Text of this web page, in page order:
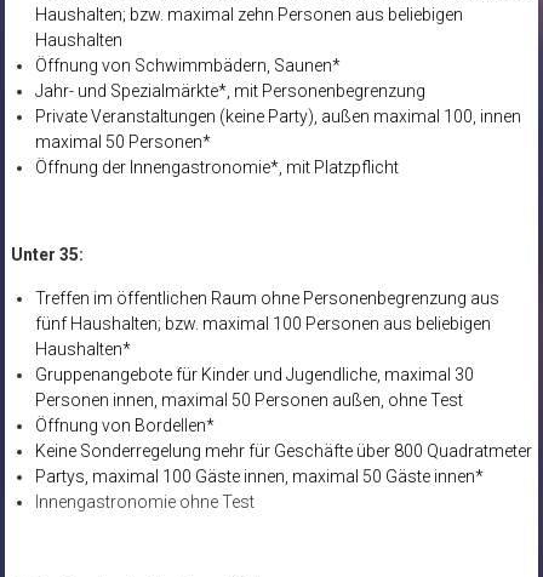
Haushalten; bzw. maximal zehn Personen aus beliebigen
Haushalten
Öffnung von Schwimmbädern, Saunen*
Jahr- und Spezialmärkte*, mit Personenbegrenzung
Private Veranstaltungen (keine Party), außen maximal 100, innen
maximal 50 Personen*
Öffnung der Innengastronomie*, mit Platzpflicht
Unter 35:
Treffen im öffentlichen Raum ohne Personenbegrenzung aus
fünf Haushalten; bzw. maximal 100 Personen aus beliebigen
Haushalten*
Gruppenangebote für Kinder und Jugendliche, maximal 30
Personen innen, maximal 50 Personen außen, ohne Test
Öffnung von Bordellen*
Keine Sonderregelung mehr für Geschäfte über 800 Quadratmeter
Partys, maximal 100 Gäste innen, maximal 50 Gäste innen*
Innengastronomie ohne Test